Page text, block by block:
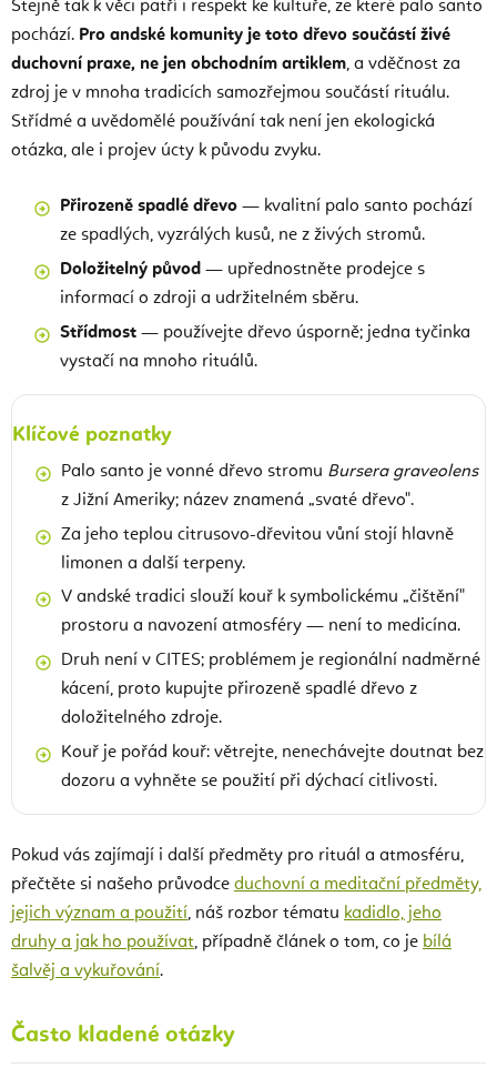
Stejně tak k věci patří i respekt ke kultuře, ze které palo santo
pochází. Pro andské komunity je toto dřevo součástí živé
duchovní praxe, ne jen obchodním artiklem, a vděčnost za
zdroj je v mnoha tradicích samozřejmou součástí rituálu.
Střídmé a uvědomělé používání tak není jen ekologická
otázka, ale i projev úcty k původu zvyku.
Přirozeně spadlé dřevo — kvalitní palo santo pochází
ze spadlých, vyzrálých kusů, ne z živých stromů.
Doložitelný původ — upřednostněte prodejce s
informací o zdroji a udržitelném sběru.
Střídmost — používejte dřevo úsporně; jedna tyčinka
vystačí na mnoho rituálů.
Klíčové poznatky
Palo santo je vonné dřevo stromu Bursera graveolens
z Jižní Ameriky; název znamená „svaté dřevo".
Za jeho teplou citrusovo-dřevitou vůní stojí hlavně
limonen a další terpeny.
V andské tradici slouží kouř k symbolickému „čištění"
prostoru a navození atmosféry — není to medicína.
Druh není v CITES; problémem je regionální nadměrné
kácení, proto kupujte přirozeně spadlé dřevo z
doložitelného zdroje.
Kouř je pořád kouř: větrejte, nenechávejte doutnat bez
dozoru a vyhněte se použití při dýchací citlivosti.
Pokud vás zajímají i další předměty pro rituál a atmosféru,
přečtěte si našeho průvodce duchovní a meditační předměty,
jejich význam a použití, náš rozbor tématu kadidlo, jeho
druhy a jak ho používat, případně článek o tom, co je bílá
šalvěj a vykuřování.
Často kladené otázky